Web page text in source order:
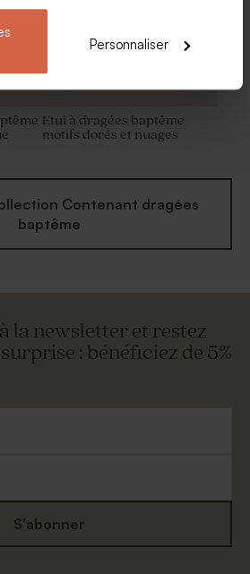
Personnaliser
Etui à dragées baptême
motifs dorés et nuages
Contenant dragées
baptême
la newsletter et restez
: bénéficiez de 5%
S'abonner